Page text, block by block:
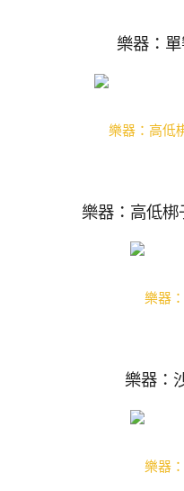
樂器：
樂器：高低
樂器：